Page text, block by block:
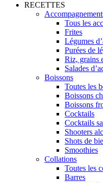
RECETTES
Tous les
Frites
Légumes
Purées de
Riz, grains
Salades
Boissons
Toutes les
Boissons
Boissons
Cocktails
Cocktails
Shooters
Shots de
Smoothies
Collations
Toutes les
Barres